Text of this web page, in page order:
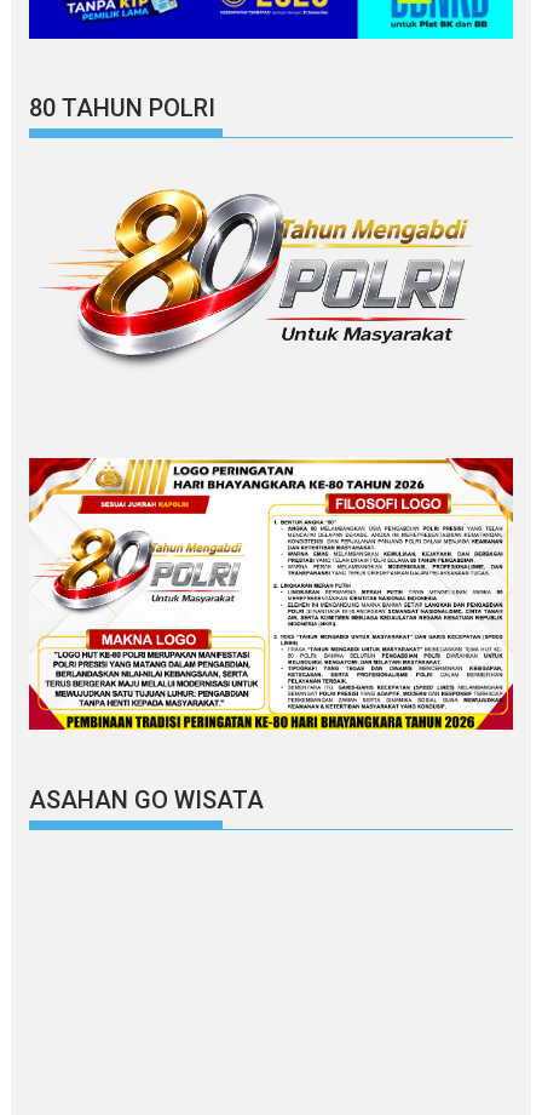
80 TAHUN POLRI
ASAHAN GO WISATA